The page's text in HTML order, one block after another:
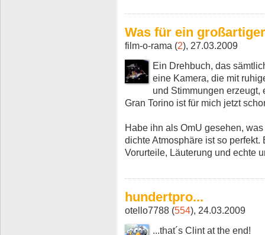
Was für ein
film-o-rama (2), 27.03.2009
Ein Drehbuch, das
eine Kamera, die mit
und Stimmungen
Gran Torino ist für mich jetzt
Habe ihn als OmU gesehen,
dichte Atmosphäre ist so
Vorurteile, Läuterung und echte
hundertpro...
otello7788 (554), 24.03.2009
...that´s Clint at the end!